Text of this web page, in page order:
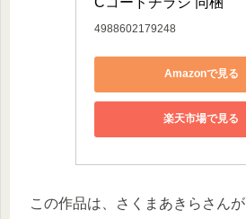
4988602179248
Amazonで見る
楽天市場で見る
この作品は、さくまあきらさんが